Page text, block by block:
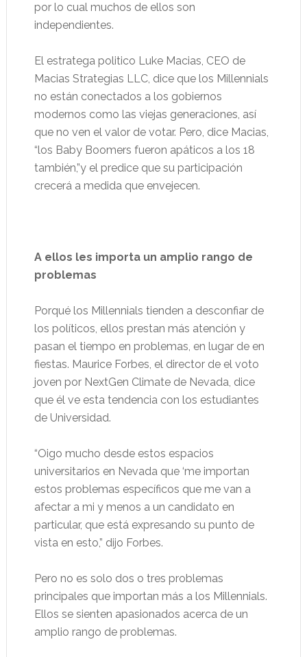
por lo cual muchos de ellos son
independientes.
El estratega politico Luke Macias, CEO de
Macias Strategias LLC, dice que los Millennials
no están conectados a los gobiernos
modernos como las viejas generaciones, así
que no ven el valor de votar. Pero, dice Macias,
“los Baby Boomers fueron apáticos a los 18
también,”y el predice que su participación
crecerá a medida que envejecen.
A ellos les importa un amplio rango de
problemas
Porqué los Millennials tienden a desconfiar de
los políticos, ellos prestan más atención y
pasan el tiempo en problemas, en lugar de en
fiestas. Maurice Forbes, el director de el voto
joven por NextGen Climate de Nevada, dice
que él ve esta tendencia con los estudiantes
de Universidad.
“Oigo mucho desde estos espacios
universitarios en Nevada que ‘me importan
estos problemas específicos que me van a
afectar a mi y menos a un candidato en
particular, que está expresando su punto de
vista en esto,” dijo Forbes.
Pero no es solo dos o tres problemas
principales que importan más a los Millennials.
Ellos se sienten apasionados acerca de un
amplio rango de problemas.